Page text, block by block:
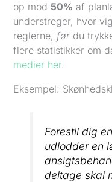
op mod 50% af
understreger, hvor
reglerne, før du
flere statistikker om
medier her.
Eksempel:
Forestil dig
udlodder en
deltage skal